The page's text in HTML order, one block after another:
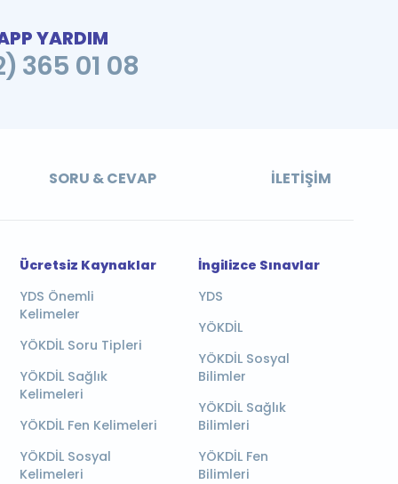
YARDIM
365 01 08
SORU & CEVAP İLETIŞIM
Ücretsiz Kaynaklar
YDS Önemli
Kelimeler
YÖKDİL Soru Tipleri
YÖKDİL Sağlık
Kelimeleri
YÖKDİL Fen Kelimeleri
YÖKDİL Sosyal
Kelimeleri
İngilizce Sınavlar
YDS
YÖKDİL
YÖKDİL Sosyal
Bilimler
YÖKDİL Sağlık
Bilimleri
YÖKDİL Fen
Bilimleri